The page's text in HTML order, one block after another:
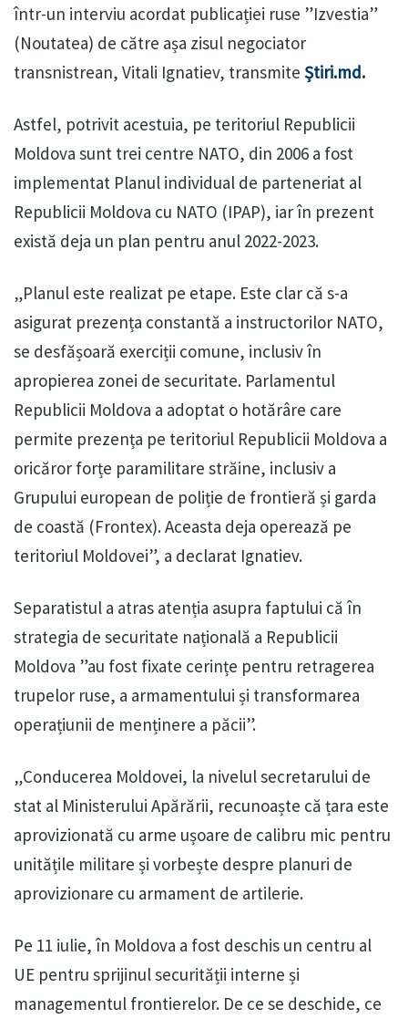
într-un interviu acordat publicației ruse ”Izvestia”
(Noutatea) de către așa zisul negociator
transnistrean, Vitali Ignatiev, transmite Știri.md.
Astfel, potrivit acestuia, pe teritoriul Republicii
Moldova sunt trei centre NATO, din 2006 a fost
implementat Planul individual de parteneriat al
Republicii Moldova cu NATO (IPAP), iar în prezent
există deja un plan pentru anul 2022-2023.
„Planul este realizat pe etape. Este clar că s-a
asigurat prezența constantă a instructorilor NATO,
se desfășoară exerciții comune, inclusiv în
apropierea zonei de securitate. Parlamentul
Republicii Moldova a adoptat o hotărâre care
permite prezența pe teritoriul Republicii Moldova a
oricăror forțe paramilitare străine, inclusiv a
Grupului european de poliție de frontieră și garda
de coastă (Frontex). Aceasta deja operează pe
teritoriul Moldovei”, a declarat Ignatiev.
Separatistul a atras atenția asupra faptului că în
strategia de securitate națională a Republicii
Moldova ”au fost fixate cerințe pentru retragerea
trupelor ruse, a armamentului și transformarea
operațiunii de menținere a păcii”.
„Conducerea Moldovei, la nivelul secretarului de
stat al Ministerului Apărării, recunoaște că țara este
aprovizionată cu arme ușoare de calibru mic pentru
unitățile militare și vorbește despre planuri de
aprovizionare cu armament de artilerie.
Pe 11 iulie, în Moldova a fost deschis un centru al
UE pentru sprijinul securității interne și
managementul frontierelor. De ce se deschide, ce